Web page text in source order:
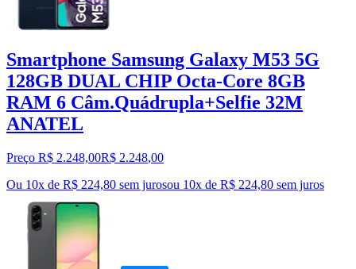
Smartphone Samsung Galaxy M53 5G
128GB DUAL CHIP Octa-Core 8GB
RAM 6 Câm.Quádrupla+Selfie 32M
ANATEL
Preço R$ 2.248,00R$ 2.248,00
Ou 10x de R$ 224,80 sem jurosou 10x de R$ 224,80 sem juros